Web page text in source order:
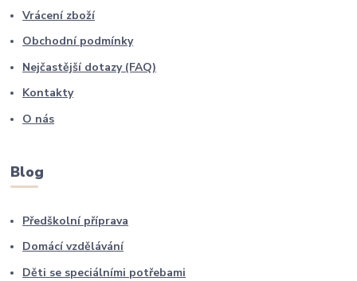
Vrácení zboží
Obchodní podmínky
Nejčastější dotazy (FAQ)
Kontakty
O nás
Blog
Předškolní příprava
Domácí vzdělávání
Děti se speciálními potřebami